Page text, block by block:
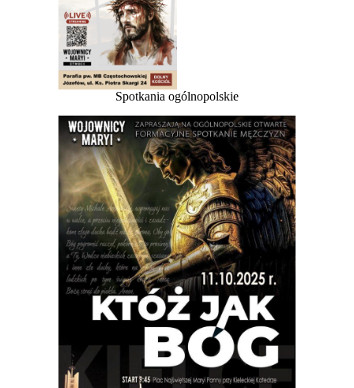
Spotkania ogólnopolskie